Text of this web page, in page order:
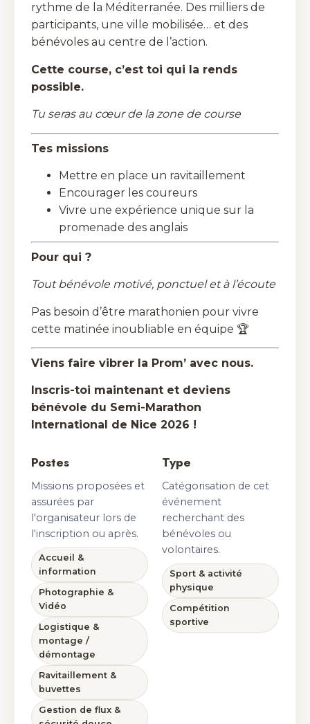
rythme de la Méditerranée. Des milliers de
participants, une ville mobilisée… et des
bénévoles au centre de l’action.
Cette course, c’est toi qui la rends
possible.
Tu seras au cœur de la zone de course
Tes missions
Mettre en place un ravitaillement
Encourager les coureurs
Vivre une expérience unique sur la
promenade des anglais
Pour qui ?
Tout bénévole motivé, ponctuel et à l’écoute
Pas besoin d’être marathonien pour vivre
cette matinée inoubliable en équipe 🏆
Viens faire vibrer la Prom’ avec nous.
Inscris-toi maintenant et deviens
bénévole du Semi-Marathon
International de Nice 2026 !
Postes
Missions proposées et
assurées par
l'organisateur lors de
l'inscription ou après.
Accueil &
information
Photographie &
Vidéo
Logistique &
montage /
démontage
Ravitaillement &
buvettes
Gestion de flux &
Type
Catégorisation de cet
événement
recherchant des
bénévoles ou
volontaires.
Sport & activité
physique
Compétition
sportive